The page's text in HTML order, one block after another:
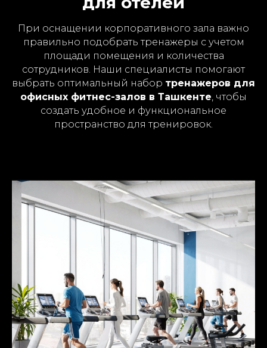
При оснащении корпоративного зала важно
правильно подобрать тренажеры с учетом
площади помещения и количества
сотрудников. Наши специалисты помогают
выбрать оптимальный набор тренажеров для
офисных фитнес-залов в Ташкенте, чтобы
создать удобное и функциональное
пространство для тренировок.